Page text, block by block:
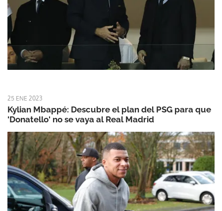
25 ENE 2023
Kylian Mbappé: Descubre el plan del PSG para que
'Donatello' no se vaya al Real Madrid